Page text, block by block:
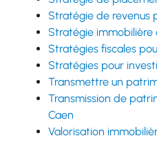
Stratégie de revenus
Stratégie immobilière
Stratégies fiscales
Stratégies pour
Transmettre un
Transmission de
Caen
Valorisation